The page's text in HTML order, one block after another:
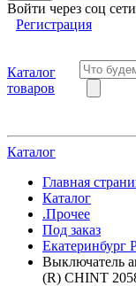
Войти через соц сети
Регистрация
Каталог
товаров
Каталог
Главная
Каталог
.Прочее
Под заказ
Екатеринбург
Выключатель
(R) CHINT